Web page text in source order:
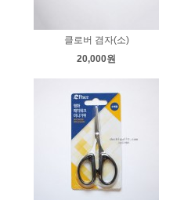
클로버 겸자(소)
20,000원